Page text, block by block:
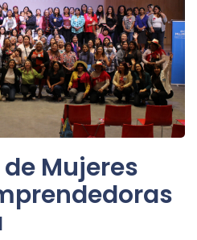
de Mujeres